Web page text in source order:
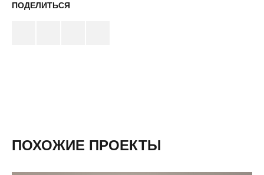
ПОДЕЛИТЬСЯ
ПОХОЖИЕ ПРОЕКТЫ